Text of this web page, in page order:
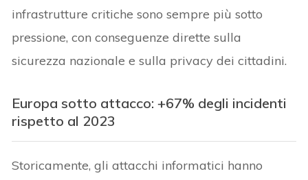
infrastrutture critiche sono sempre più sotto
pressione, con conseguenze dirette sulla
sicurezza nazionale e sulla privacy dei cittadini.
Europa sotto attacco: +67% degli incidenti
rispetto al 2023
Storicamente, gli attacchi informatici hanno